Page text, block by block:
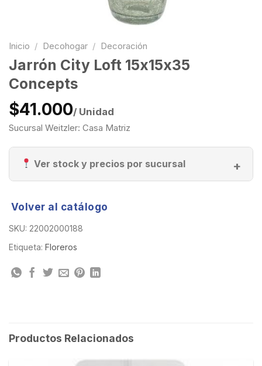
Inicio / Decohogar / Decoración
Jarrón City Loft 15x15x35
Concepts
$41.000/ Unidad
Sucursal Weitzler: Casa Matriz
Ver stock y precios por sucursal
Volver al catálogo
SKU: 22002000188
Etiqueta: Floreros
Productos Relacionados